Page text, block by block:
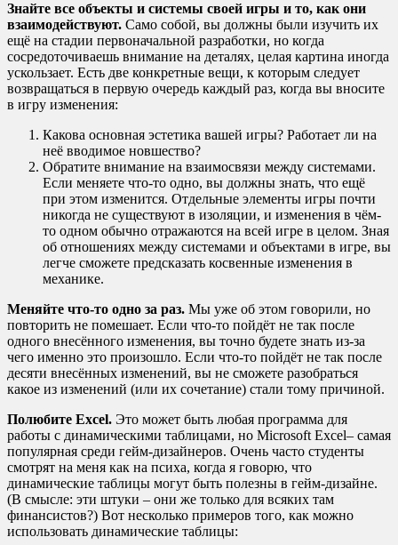
Знайте все объекты и системы своей игры и то, как они
взаимодействуют. Само собой, вы должны были изучить их
ещё на стадии первоначальной разработки, но когда
сосредоточиваешь внимание на деталях, целая картина иногда
ускользает. Есть две конкретные вещи, к которым следует
возвращаться в первую очередь каждый раз, когда вы вносите
в игру изменения:
Какова основная эстетика вашей игры? Работает ли на
неё вводимое новшество?
Обратите внимание на взаимосвязи между системами.
Если меняете что-то одно, вы должны знать, что ещё
при этом изменится. Отдельные элементы игры почти
никогда не существуют в изоляции, и изменения в чём-
то одном обычно отражаются на всей игре в целом. Зная
об отношениях между системами и объектами в игре, вы
легче сможете предсказать косвенные изменения в
механике.
Меняйте что-то одно за раз. Мы уже об этом говорили, но
повторить не помешает. Если что-то пойдёт не так после
одного внесённого изменения, вы точно будете знать из-за
чего именно это произошло. Если что-то пойдёт не так после
десяти внесённых изменений, вы не сможете разобраться
какое из изменений (или их сочетание) стали тому причиной.
Полюбите Excel. Это может быть любая программа для
работы с динамическими таблицами, но Microsoft Excel– самая
популярная среди гейм-дизайнеров. Очень часто студенты
смотрят на меня как на психа, когда я говорю, что
динамические таблицы могут быть полезны в гейм-дизайне.
(В смысле: эти штуки – они же только для всяких там
финансистов?) Вот несколько примеров того, как можно
использовать динамические таблицы: